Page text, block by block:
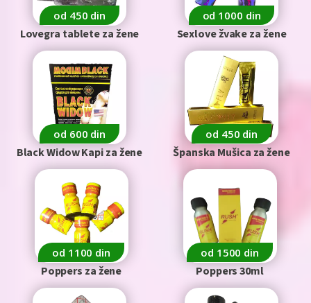
od 450 din
Lovegra tablete za žene
od 1000 din
Sexlove žvake za žene
od 600 din
Black Widow Kapi za žene
od 450 din
Španska Mušica za žene
od 1100 din
Poppers za žene
od 1500 din
Poppers 30ml